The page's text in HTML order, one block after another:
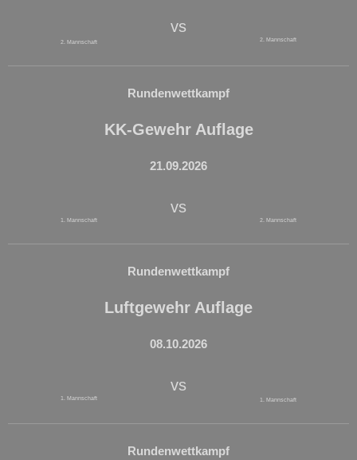
2. Mannschaft
vs
2. Mannschaft
Rundenwettkampf
KK-Gewehr Auflage
21.09.2026
1. Mannschaft
vs
2. Mannschaft
Rundenwettkampf
Luftgewehr Auflage
08.10.2026
1. Mannschaft
vs
1. Mannschaft
Rundenwettkampf